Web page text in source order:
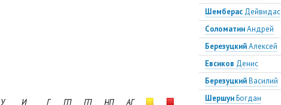
У И Г ГП ГП НП АГ
Шемберас Дейвидас
СоломатинАндрей
БерезуцкийАлексей
Евсиков Денис
БерезуцкийВасилий
ШершунБогдан